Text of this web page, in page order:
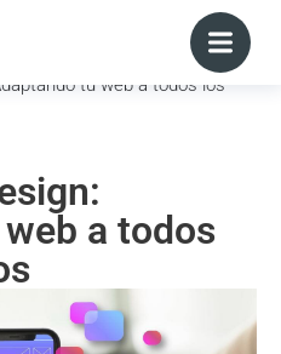
tu web a todos los
a todos